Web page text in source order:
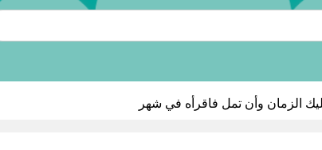
الزمان وأن تمل فاقرأه في شهر